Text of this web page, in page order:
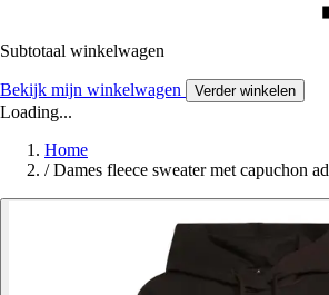
Subtotaal winkelwagen
Bekijk mijn winkelwagen Verder winkelen
Loading...
Home
/ Dames fleece sweater met capuchon